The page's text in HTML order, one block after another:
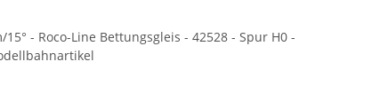
15° - Roco-Line Bettungsgleis - 42528 - Spur H0 -